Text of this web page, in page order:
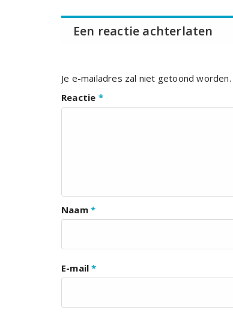
Een reactie achterlaten
Je e-mailadres zal niet getoond worden.
Reactie *
Naam *
E-mail*